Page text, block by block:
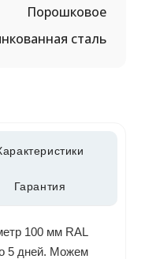
Порошковое
сталь
Гарантия
100 мм RAL
5 дней. Можем